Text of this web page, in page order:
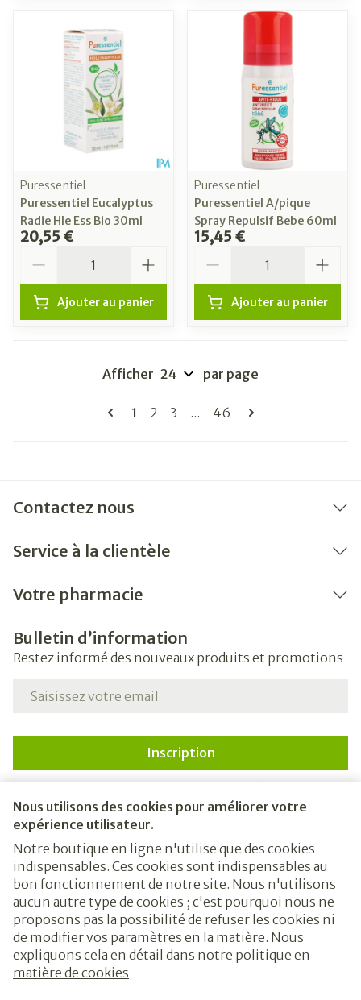
Nous utilisons des cookies pour améliorer votre
expérience utilisateur.
Notre boutique en ligne n'utilise que des cookies
indispensables. Ces cookies sont indispensables au
bon fonctionnement de notre site. Nous n'utilisons
aucun autre type de cookies ; c'est pourquoi nous ne
proposons pas la possibilité de refuser les cookies ni
de modifier vos paramètres en la matière. Nous
expliquons cela en détail dans notre politique en
matière de cookies
Puressentiel
Puressentiel Eucalyptus
Radie Hle Ess Bio 30ml
20,55 €
Ajouter au panier
Puressentiel
Puressentiel A/pique
Spray Repulsif Bebe 60ml
15,45 €
Ajouter au panier
Pages
Vous lisez actuellement la page
1 Page
2 Page
3 ... Page
46
Afficher par page
Contactez nous
Service à la clientèle
Votre pharmacie
Bulletin d’information
Restez informé des nouveaux produits et promotions
Adresse mail
Inscription
newsletter et acceptez notrepolitique de confidentialité
Liens légaux